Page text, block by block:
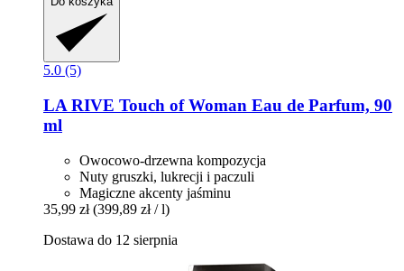
5.0 (5)
LA RIVE Touch of Woman Eau de Parfum, 90
ml
Owocowo-drzewna kompozycja
Nuty gruszki, lukrecji i paczuli
Magiczne akcenty jaśminu
35,99 zł (399,89 zł / l)
Dostawa do 12 sierpnia